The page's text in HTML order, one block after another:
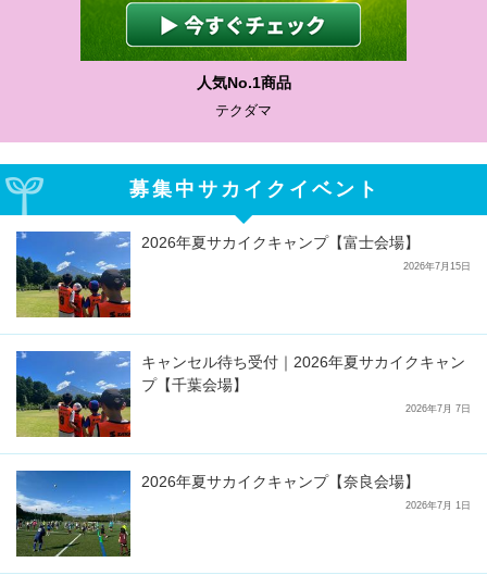
人気No.1商品
テクダマ
募集中サカイクイベント
2026年夏サカイクキャンプ【富士会場】
2026年7月15日
キャンセル待ち受付｜2026年夏サカイクキャン
プ【千葉会場】
2026年7月 7日
2026年夏サカイクキャンプ【奈良会場】
2026年7月 1日